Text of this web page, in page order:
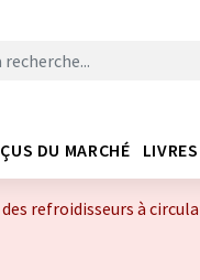
DU MARCHÉ
refroidisseurs à